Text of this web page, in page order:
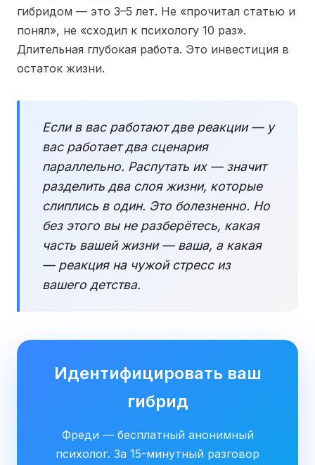
гибридом — это 3–5 лет. Не «прочитал статью и
понял», не «сходил к психологу 10 раз».
Длительная глубокая работа. Это инвестиция в
остаток жизни.
Если в вас работают две реакции — у
вас работает два сценария
параллельно. Распутать их — значит
разделить два слоя жизни, которые
слиплись в один. Это болезненно. Но
без этого вы не разберётесь, какая
часть вашей жизни — ваша, а какая
— реакция на чужой стресс из
вашего детства.
Идентифицировать ваш
гибрид
Фреди — бесплатный анонимный
психолог. За 15-минутный разговор